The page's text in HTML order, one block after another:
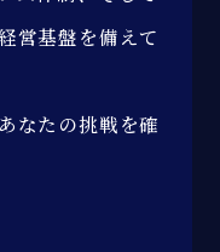
営基盤を備えて
なたの挑戦を確